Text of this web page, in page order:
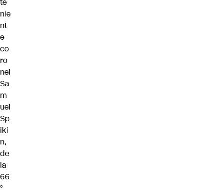
nie
nt
e
co
ro
nel
Sa
m
uel
Sp
iki
n,
de
la
66